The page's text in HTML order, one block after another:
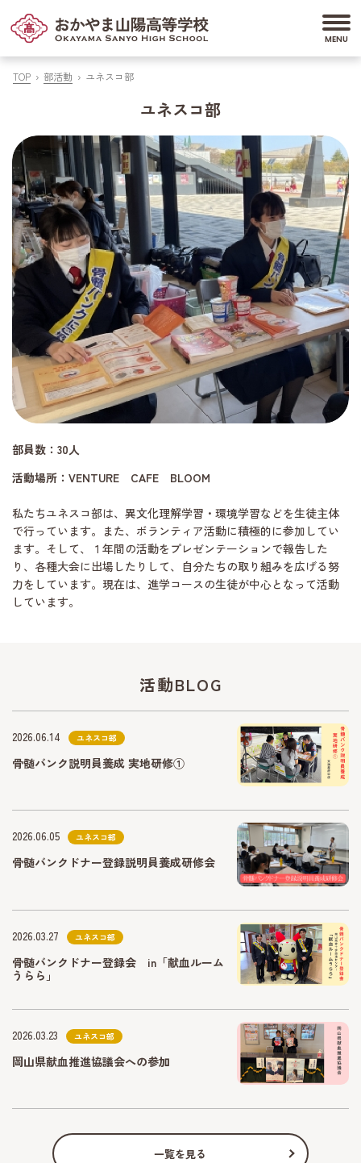
TOP 部活動 ユネスコ部
ユネスコ部
部員数：30人
活動場所：VENTURE CAFE BLOOM
私たちユネスコ部は、異文化理解学習・環境学習などを生徒主体
で行っています。また、ボランティア活動に積極的に参加してい
ます。そして、１年間の活動をプレゼンテーションで報告した
り、各種大会に出場したりして、自分たちの取り組みを広げる努
力をしています。現在は、進学コースの生徒が中心となって活動
しています。
活動BLOG
2026.06.14 ユネスコ部
骨髄バンク説明員養成 実地研修①
2026.06.05 ユネスコ部
骨髄バンクドナー登録説明員養成研修会
2026.03.27 ユネスコ部
骨髄バンクドナー登録会 in「献血ルーム
うらら」
2026.03.23 ユネスコ部
岡山県献血推進協議会への参加
一覧を見る